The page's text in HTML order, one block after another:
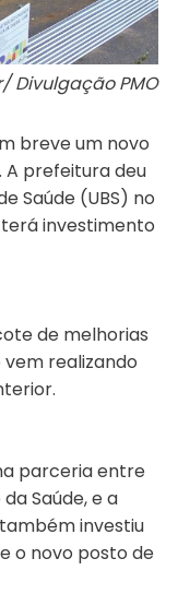
Divulgação PMO
breve um novo
prefeitura deu
Saúde (UBS) no
investimento
de melhorias
realizando
parceria entre
Saúde, e a
investiu
o novo posto de